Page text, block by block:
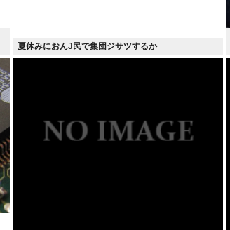
夏休みにおんJ民で集団ジサツするか